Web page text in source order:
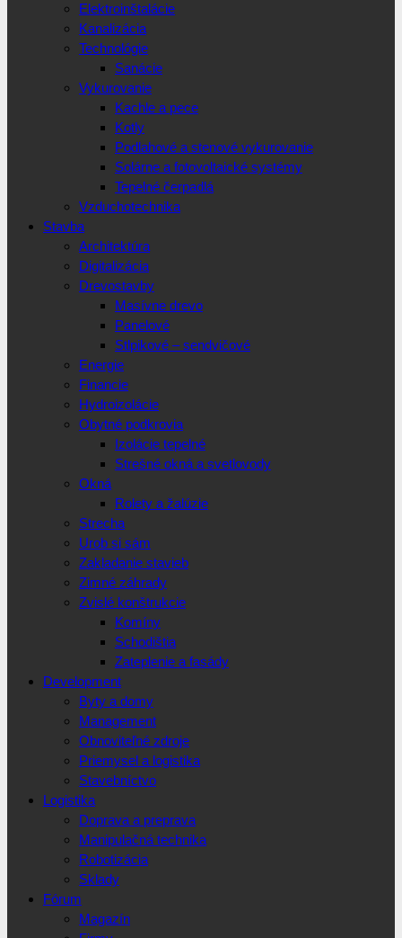
Elektroinštalácie
Kanalizácia
Technológie
Sanácie
Vykurovanie
Kachle a pece
Kotly
Podlahové a stenové vykurovanie
Solárne a fotovoltaické systémy
Tepelné čerpadlá
Vzduchotechnika
Stavba
Architektúra
Digitalizácia
Drevostavby
Masívne drevo
Panelové
Stlpikové – sendvičové
Energie
Financie
Hydroizolácie
Obytné podkrovia
Izolácie tepelné
Strešné okná a svetlovody
Okná
Rolety a žalúzie
Strecha
Urob si sám
Zakladanie stavieb
Zimné záhrady
Zvislé konštrukcie
Komíny
Schodištia
Zateplenie a fasády
Development
Byty a domy
Management
Obnoviteľné zdroje
Priemysel a logistika
Stavebníctvo
Logistika
Doprava a preprava
Manipulačná technika
Robotizácia
Sklady
Fórum
Magazín